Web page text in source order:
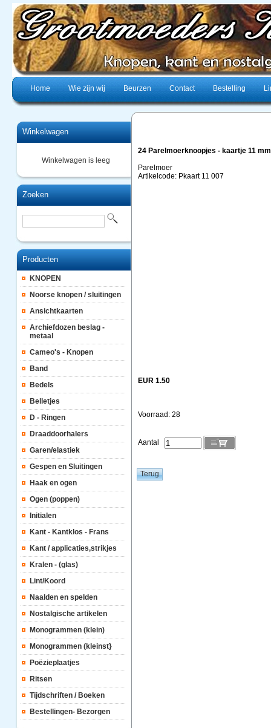
Home Wie zijn wij Beurzen Contact Bestelling
Winkelwagen
Winkelwagen is leeg
Zoeken
Producten
KNOPEN
Noorse knopen / sluitingen
Ansichtkaarten
Archiefdozen beslag -
metaal
Cameo's - Knopen
Band
Bedels
Belletjes
D - Ringen
Draaddoorhalers
Garen/elastiek
Gespen en Sluitingen
Haak en ogen
Ogen (poppen)
Initialen
Kant - Kantklos - Frans
Kant / applicaties,strikjes
Kralen - (glas)
Lint/Koord
Naalden en spelden
Nostalgische artikelen
Monogrammen (klein)
Monogrammen (kleinst}
Poëzieplaatjes
Ritsen
Tijdschriften / Boeken
Bestellingen- Bezorgen
24 Parelmoerknoopjes - kaartje 11 mm
Parelmoer
Artikelcode: Pkaart 11 007
EUR 1.50
Voorraad: 28
Aantal